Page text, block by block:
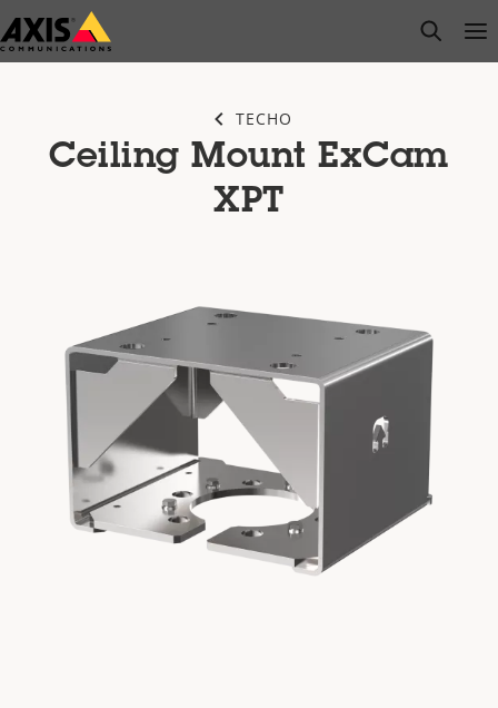
Saltar
al
open
TECHO
Ceiling Mount ExCam
XPT